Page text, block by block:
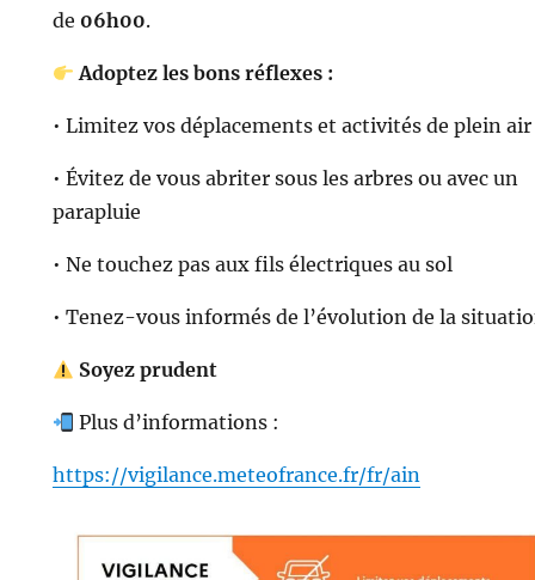
de 06h00.
Adoptez les bons réflexes :
• Limitez vos déplacements et activités de plein air
• Évitez de vous abriter sous les arbres ou avec un
parapluie
• Ne touchez pas aux fils électriques au sol
• Tenez-vous informés de l’évolution de la
Soyez prudent
Plus d’informations :
https://vigilance.meteofrance.fr/fr/ain